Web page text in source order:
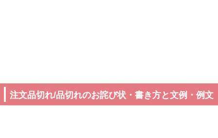
注文品切れ/品切れのお詫び状・書き方と文例・例文